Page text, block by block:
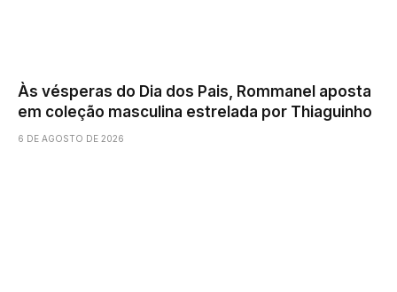
Às vésperas do Dia dos Pais, Rommanel aposta
em coleção masculina estrelada por Thiaguinho
6 DE AGOSTO DE 2026